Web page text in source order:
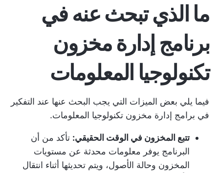
ما الذي تبحث عنه في
برنامج إدارة مخزون
تكنولوجيا المعلومات
فيما يلي بعض الميزات التي يجب البحث عنها عند التفكير
في برامج إدارة مخزون تكنولوجيا المعلومات.
تتبع المخزون في الوقت الحقيقي: تأكد من أن
البرنامج يوفر معلومات محدثة عن مستويات
المخزون وحالة الأصول، ويتم تحديثها أثناء انتقال